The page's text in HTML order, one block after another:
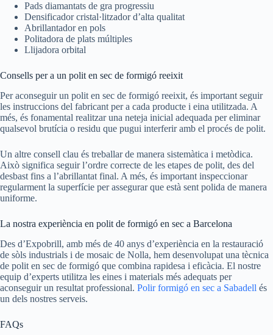
Pads diamantats de gra progressiu
Densificador cristal·litzador d’alta qualitat
Abrillantador en pols
Politadora de plats múltiples
Llijadora orbital
Consells per a un polit en sec de formigó reeixit
Per aconseguir un polit en sec de formigó reeixit, és important seguir
les instruccions del fabricant per a cada producte i eina utilitzada. A
més, és fonamental realitzar una neteja inicial adequada per eliminar
qualsevol brutícia o residu que pugui interferir amb el procés de polit.
Un altre consell clau és treballar de manera sistemàtica i metòdica.
Això significa seguir l’ordre correcte de les etapes de polit, des del
desbast fins a l’abrillantat final. A més, és important inspeccionar
regularment la superfície per assegurar que està sent polida de manera
uniforme.
La nostra experiència en polit de formigó en sec a Barcelona
Des d’Expobrill, amb més de 40 anys d’experiència en la restauració
de sòls industrials i de mosaic de Nolla, hem desenvolupat una tècnica
de polit en sec de formigó que combina rapidesa i eficàcia. El nostre
equip d’experts utilitza les eines i materials més adequats per
aconseguir un resultat professional. Polir formigó en sec a Sabadell és
un dels nostres serveis.
FAQs